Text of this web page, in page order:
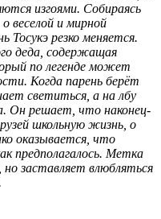
изгоями. Собираясь
веселой и мирной
резко меняется.
деда, содержащая
по легенде может
Когда парень берёт
светиться, а на лбу
Он решает, что наконец-
школьную жизнь, о
оказывается, что
предполагалось. Метка
заставляет влюбляться